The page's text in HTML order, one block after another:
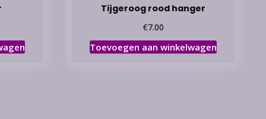
Tijgeroog rood hanger
€7.00
Toevoegen aan winkelwagen